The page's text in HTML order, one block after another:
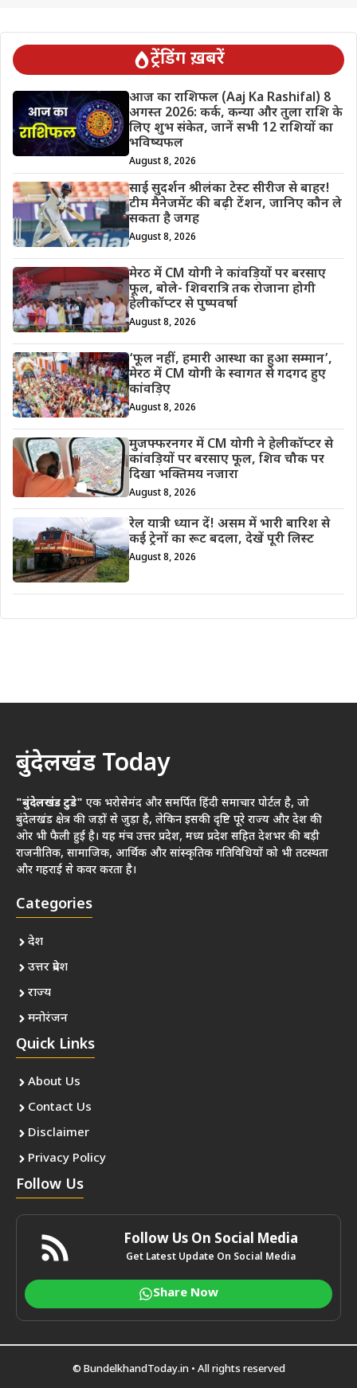
ट्रेंडिंग ख़बरें
आज का राशिफल (Aaj Ka Rashifal) 8
अगस्त 2026: कर्क, कन्या और तुला राशि के
लिए शुभ संकेत, जानें सभी 12 राशियों का
भविष्यफल
August 8, 2026
साई सुदर्शन श्रीलंका टेस्ट सीरीज से बाहर!
टीम मैनेजमेंट की बढ़ी टेंशन, जानिए कौन ले
सकता है जगह
August 8, 2026
मेरठ में CM योगी ने कांवड़ियों पर बरसाए
फूल, बोले- शिवरात्रि तक रोजाना होगी
हेलीकॉप्टर से पुष्पवर्षा
August 8, 2026
‘फूल नहीं, हमारी आस्था का हुआ सम्मान’,
मेरठ में CM योगी के स्वागत से गदगद हुए
कांवड़िए
August 8, 2026
मुजफ्फरनगर में CM योगी ने हेलीकॉप्टर से
कांवड़ियों पर बरसाए फूल, शिव चौक पर
दिखा भक्तिमय नजारा
August 8, 2026
रेल यात्री ध्यान दें! असम में भारी बारिश से
कई ट्रेनों का रूट बदला, देखें पूरी लिस्ट
August 8, 2026
बुंदेलखंड Today
"बुंदेलखंड टुडे" एक भरोसेमंद और समर्पित हिंदी समाचार पोर्टल है, जो
बुंदेलखंड क्षेत्र की जड़ों से जुड़ा है, लेकिन इसकी दृष्टि पूरे राज्य और देश की
ओर भी फैली हुई है। यह मंच उत्तर प्रदेश, मध्य प्रदेश सहित देशभर की बड़ी
राजनीतिक, सामाजिक, आर्थिक और सांस्कृतिक गतिविधियों को भी तटस्थता
और गहराई से कवर करता है।
Categories
देश
उत्तर प्रदेश
राज्य
मनोरंजन
Quick Links
About Us
Contact Us
Disclaimer
Privacy Policy
Follow Us
Follow Us On Social Media
Get Latest Update On Social Media
Share Now
© BundelkhandToday.in • All rights reserved